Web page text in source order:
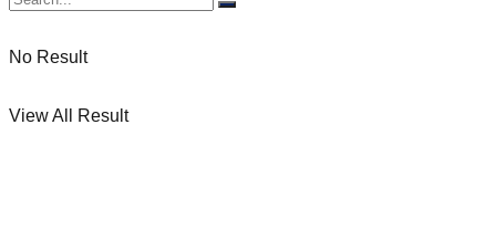
No Result
View All Result